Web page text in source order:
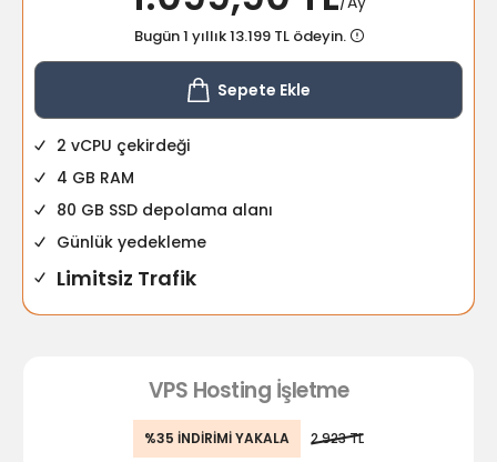
Bugün 1 yıllık 13.199 TL ödeyin.
Sepete Ekle
2 vCPU çekirdeği
4 GB RAM
80 GB SSD depolama alanı
Günlük yedekleme
Limitsiz Trafik
VPS Hosting İşletme
%35 İNDİRİMİ YAKALA 2.923 TL